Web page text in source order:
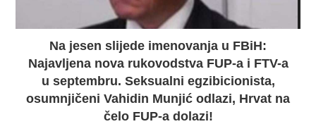
Na jesen slijede imenovanja u FBiH:
Najavljena nova rukovodstva FUP-a i FTV-a
u septembru. Seksualni egzibicionista,
osumnjičeni Vahidin Munjić odlazi, Hrvat na
čelo FUP-a dolazi!